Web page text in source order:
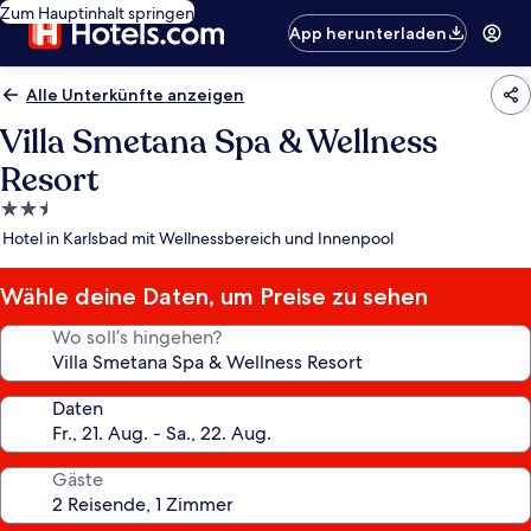
Zum Hauptinhalt springen
App herunterladen
Alle Unterkünfte anzeigen
Villa Smetana Spa & Wellness
Resort
2.5-
Sterne-
Hotel in Karlsbad mit Wellnessbereich und Innenpool
Wähle deine Daten, um Preise zu sehen
Wo soll’s hingehen?
Daten
Gäste